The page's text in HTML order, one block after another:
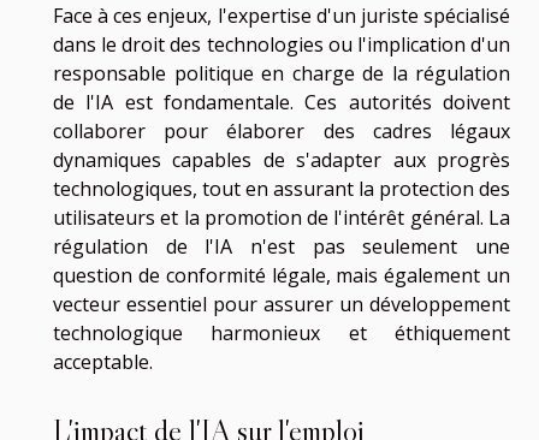
Face à ces enjeux, l'expertise d'un juriste spécialisé
dans le droit des technologies ou l'implication d'un
responsable politique en charge de la régulation
de l'IA est fondamentale. Ces autorités doivent
collaborer pour élaborer des cadres légaux
dynamiques capables de s'adapter aux progrès
technologiques, tout en assurant la protection des
utilisateurs et la promotion de l'intérêt général. La
régulation de l'IA n'est pas seulement une
question de conformité légale, mais également un
vecteur essentiel pour assurer un développement
technologique harmonieux et éthiquement
acceptable.
L'impact de l'IA sur l'emploi